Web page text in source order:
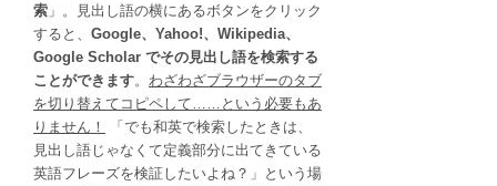
索 」。見出し語の横にあるボタンをクリック
すると、 Google、Yahoo!、Wikipedia、
Google Scholar でその見出し語を検索する
ことができます。 わざわざブラウザーのタブ
を切り替えてコピペして……という必要もあ
りません！
「でも和英で検索したときは、
見出し語じゃなくて定義部分に出てきている
英語フレーズを検証したいよね？」という場